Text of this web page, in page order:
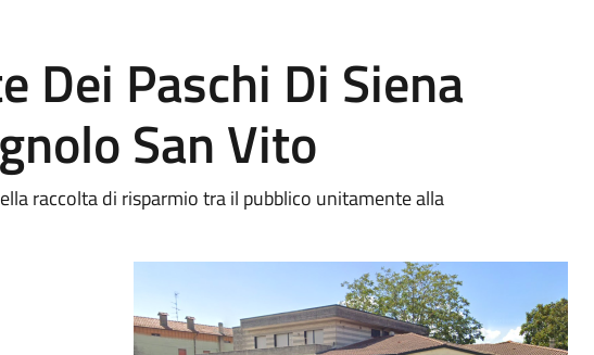
Dei Paschi Di Siena
San Vito
raccolta di risparmio tra il pubblico unitamente alla